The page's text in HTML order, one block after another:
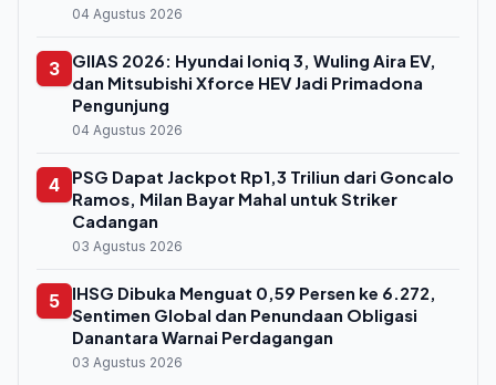
04 Agustus 2026
3
GIIAS 2026: Hyundai Ioniq 3, Wuling Aira EV,
dan Mitsubishi Xforce HEV Jadi Primadona
Pengunjung
04 Agustus 2026
4
PSG Dapat Jackpot Rp1,3 Triliun dari Goncalo
Ramos, Milan Bayar Mahal untuk Striker
Cadangan
03 Agustus 2026
5
IHSG Dibuka Menguat 0,59 Persen ke 6.272,
Sentimen Global dan Penundaan Obligasi
Danantara Warnai Perdagangan
03 Agustus 2026